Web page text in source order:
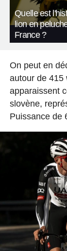
Quelle est
lion en
France ?
On peut en
autour de 415
apparaissent
slovène,
Puissance de